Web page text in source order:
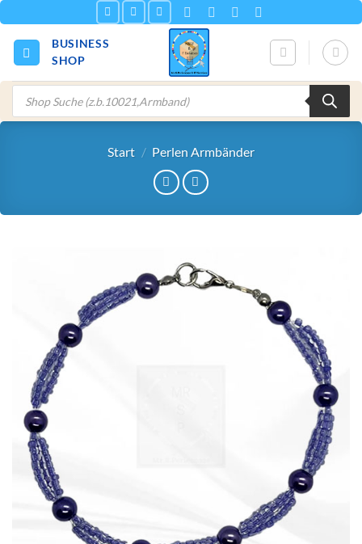
Inhalt
springen
BUSINESS
SHOP
Products
search
Start / Perlen Armbänder